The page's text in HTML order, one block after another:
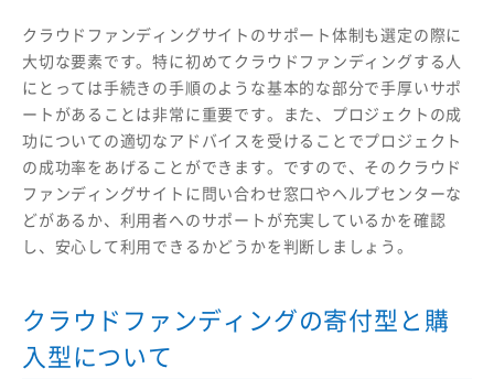
クラウドファンディングサイトのサポート体制も選定の際に
大切な要素です。特に初めてクラウドファンディングする人
にとっては手続きの手順のような基本的な部分で手厚いサポ
ートがあることは非常に重要です。また、プロジェクトの成
功についての適切なアドバイスを受けることでプロジェクト
の成功率をあげることができます。ですので、そのクラウド
ファンディングサイトに問い合わせ窓口やヘルプセンターな
どがあるか、利用者へのサポートが充実しているかを確認
し、安心して利用できるかどうかを判断しましょう。
クラウドファンディングの寄付型と購
入型について